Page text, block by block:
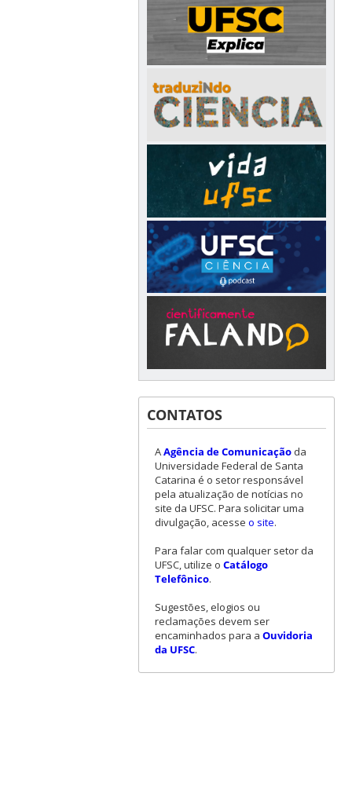
CONTATOS
AAgência de Comunicaçãoda
Universidade Federal de Santa
Catarina é o setor responsável
pela atualização de notícias no
site da UFSC. Para solicitar uma
divulgação, acesse o site.
Para falar com qualquer setor da
UFSC, utilize o Catálogo
Telefônico.
Sugestões, elogios ou
reclamações devem ser
encaminhados para a Ouvidoria
da UFSC.